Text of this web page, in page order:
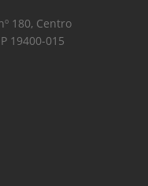
180, Centro
19400-015